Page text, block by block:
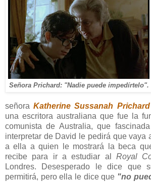
Señora Prichard: "Nadie puede impedírtelo".
señoraKatherine Sussanah
una escritora australiana que fue la
comunista de Australia, que
interpretar de David le pedirá que vaya
a ella a quien le mostrará la beca
recibe para ir a estudiar al Royal
Londres. Desesperado le dice que
permitirá, pero ella le dice que "no